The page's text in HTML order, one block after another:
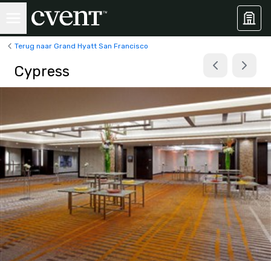
Terug naar Grand Hyatt San Francisco
Cypress